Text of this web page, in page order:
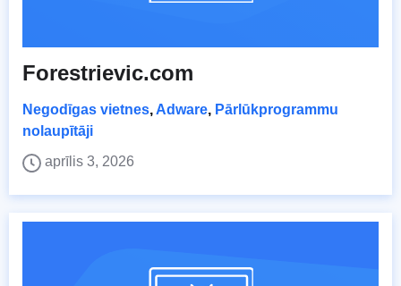
Forestrievic.com
Negodīgas vietnes, Adware, Pārlūkprogrammu
nolaupītāji
aprīlis 3, 2026